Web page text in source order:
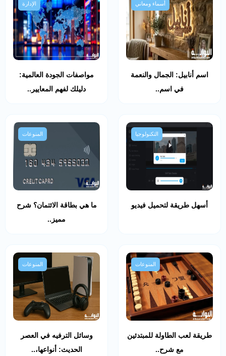
أسماء ومعاني
اسم أنابيل: الجمال والنعمة
في اسم..
الإدارة
مواصفات الجودة العالمية:
دليلك لفهم المعايير..
التكنولوجيا
أسهل طريقة لتحميل فيديو
المنوعات
ما هي بطاقة الائتمان؟ شرح
مميز..
المنوعات
طريقة لعب الطاولة للمبتدئين
مع شرح..
المنوعات
وسائل الترفيه في العصر
الحديث: أنواعها،..